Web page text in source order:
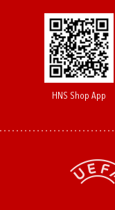
HNS Shop App